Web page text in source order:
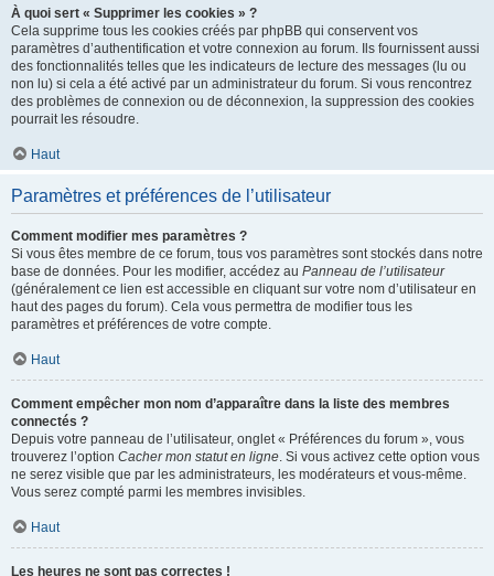
À quoi sert « Supprimer les cookies » ?
Cela supprime tous les cookies créés par phpBB qui conservent vos
paramètres d’authentification et votre connexion au forum. Ils fournissent aussi
des fonctionnalités telles que les indicateurs de lecture des messages (lu ou
non lu) si cela a été activé par un administrateur du forum. Si vous rencontrez
des problèmes de connexion ou de déconnexion, la suppression des cookies
pourrait les résoudre.
Haut
Paramètres et préférences de l’utilisateur
Comment modifier mes paramètres ?
Si vous êtes membre de ce forum, tous vos paramètres sont stockés dans notre
base de données. Pour les modifier, accédez au Panneau de l’utilisateur
(généralement ce lien est accessible en cliquant sur votre nom d’utilisateur en
haut des pages du forum). Cela vous permettra de modifier tous les
paramètres et préférences de votre compte.
Haut
Comment empêcher mon nom d’apparaître dans la liste des membres
connectés ?
Depuis votre panneau de l’utilisateur, onglet « Préférences du forum », vous
trouverez l’option Cacher mon statut en ligne. Si vous activez cette option vous
ne serez visible que par les administrateurs, les modérateurs et vous-même.
Vous serez compté parmi les membres invisibles.
Haut
Les heures ne sont pas correctes !